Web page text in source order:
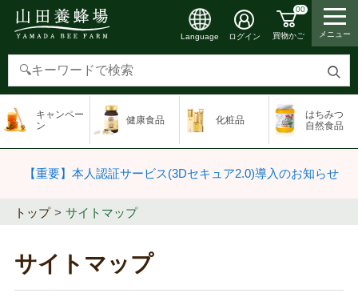
検
す
Language ログイン
00
買物かご メニュー
キャンペー
ン
健康食品 化粧品
はちみつ
自然食品
【重要】本人認証サービス(3Dセキュア2.0)導入のお知らせ
トップ サイトマップ
サイトマップ